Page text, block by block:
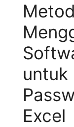
untuk
Excel